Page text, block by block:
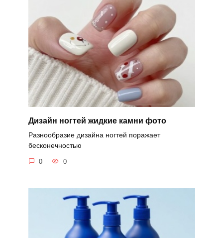
Дизайн ногтей жидкие камни фото
Разнообразие дизайна ногтей поражает
бесконечностью
0 0